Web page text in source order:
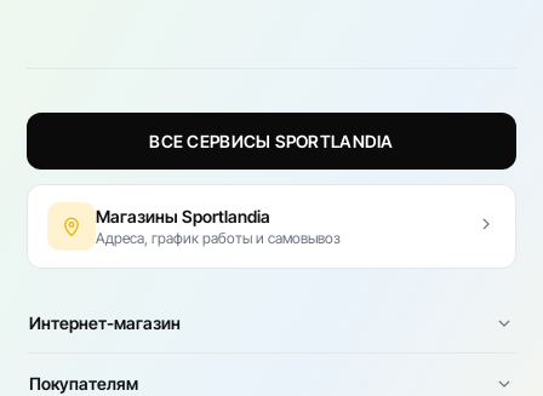
ВСЕ СЕРВИСЫ SPORTLANDIA
Магазины Sportlandia
Адреса, график работы и самовывоз
Интернет-магазин
Покупателям